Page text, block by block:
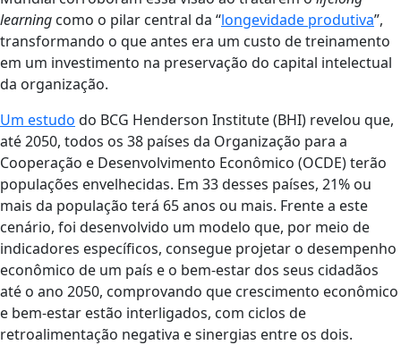
learning como o pilar central da “longevidade produtiva”,
transformando o que antes era um custo de treinamento
em um investimento na preservação do capital intelectual
da organização.
Um estudo do BCG Henderson Institute (BHI) revelou que,
até 2050, todos os 38 países da Organização para a
Cooperação e Desenvolvimento Econômico (OCDE) terão
populações envelhecidas. Em 33 desses países, 21% ou
mais da população terá 65 anos ou mais. Frente a este
cenário, foi desenvolvido um modelo que, por meio de
indicadores específicos, consegue projetar o desempenho
econômico de um país e o bem-estar dos seus cidadãos
até o ano 2050, comprovando que crescimento econômico
e bem-estar estão interligados, com ciclos de
retroalimentação negativa e sinergias entre os dois.